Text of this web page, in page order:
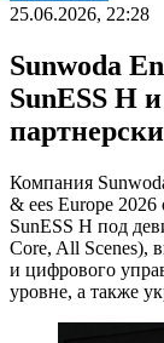
25.06.2026, 22:28
Sunwoda
SunESS H
Компания
& ees Europe
SunESS H под
Core, All Scenes),
и цифрового
уровне, а также